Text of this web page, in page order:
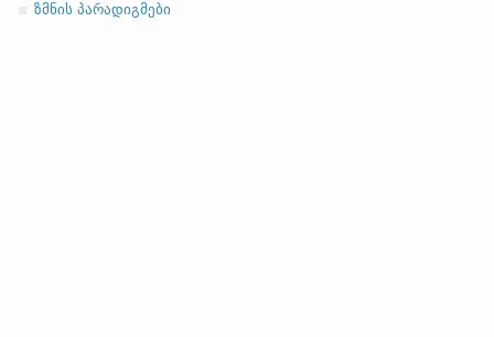
ზმნის პარადიგმები